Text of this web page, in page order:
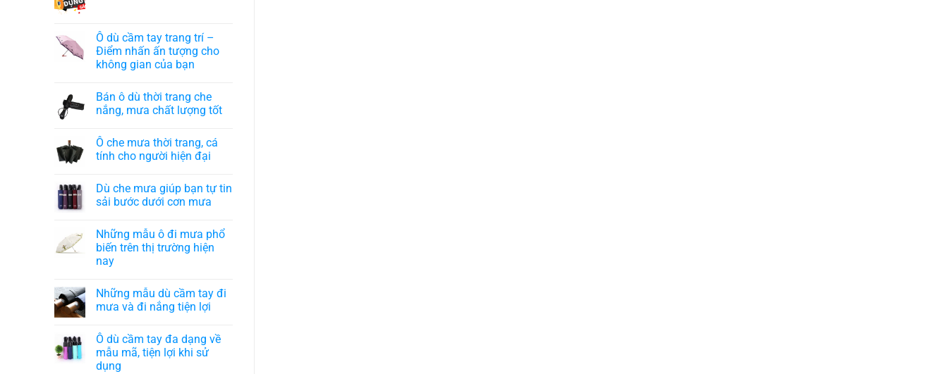
Ô dù cầm tay trang trí –
Điểm nhấn ấn tượng cho
không gian của bạn
Bán ô dù thời trang che
nắng, mưa chất lượng tốt
Ô che mưa thời trang, cá
tính cho người hiện đại
Dù che mưa giúp bạn tự tin
sải bước dưới cơn mưa
Những mẫu ô đi mưa phổ
biến trên thị trường hiện
nay
Những mẫu dù cầm tay đi
mưa và đi nắng tiện lợi
Ô dù cầm tay đa dạng về
mẫu mã, tiện lợi khi sử
dụng